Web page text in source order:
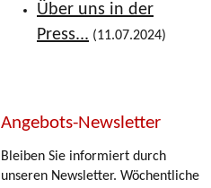
Über uns in der
Press... (11.07.2024)
Angebots-Newsletter
Bleiben Sie informiert durch
unseren Newsletter. Wöchentliche